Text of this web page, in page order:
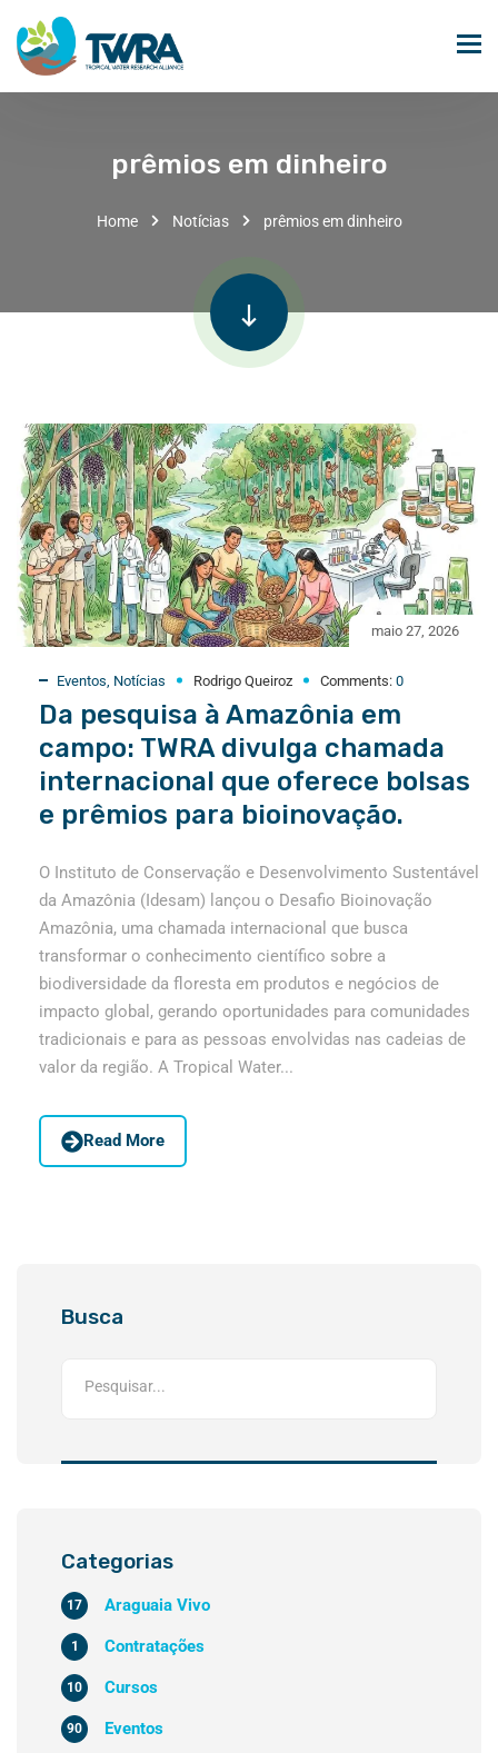
prêmios em dinheiro
Home Notícias prêmios em dinheiro
maio 27, 2026
Eventos Notícias Rodrigo Queiroz Comments: 0
Da pesquisa à Amazônia em
campo: TWRA divulga chamada
internacional que oferece bolsas
e prêmios para bioinovação.
O Instituto de Conservação e Desenvolvimento Sustentável
da Amazônia (Idesam) lançou o Desafio Bioinovação
Amazônia, uma chamada internacional que busca
transformar o conhecimento científico sobre a
biodiversidade da floresta em produtos e negócios de
impacto global, gerando oportunidades para comunidades
tradicionais e para as pessoas envolvidas nas cadeias de
valor da região. A Tropical Water...
Read More
Busca
Categorias
Araguaia Vivo
17
Contratações
1
Cursos
10
Eventos
90